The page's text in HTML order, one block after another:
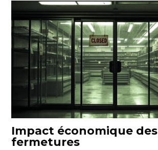
Impact économique des
fermetures